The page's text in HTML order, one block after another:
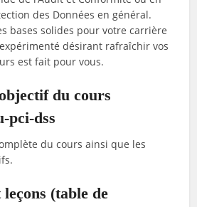
des Données en général.
bases solides pour votre carrière
désirant rafraîchir vos
est fait pour vous.
du cours
pci-dss
du cours ainsi que les
(table de